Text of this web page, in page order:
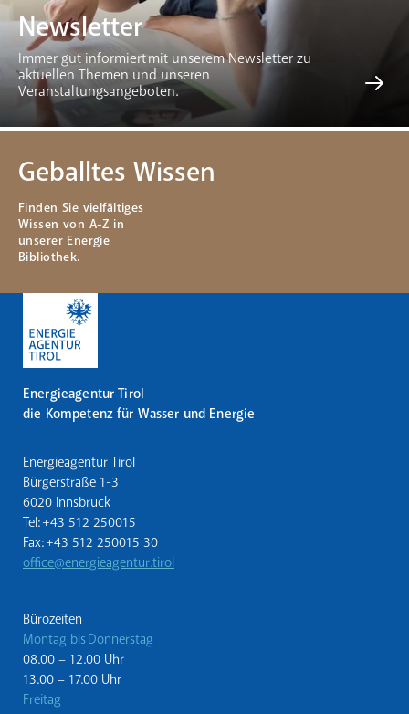
Newsletter
Immer gut informiert mit unserem Newsletter zu
aktuellen Themen und unseren
Veranstaltungsangeboten.
Geballtes Wissen
Finden Sie vielfältiges
Wissen von A-Z in
unserer Energie
Bibliothek.
Energieagentur Tirol
die Kompetenz für Wasser und Energie
Energieagentur Tirol
Bürgerstraße 1-3
6020 Innsbruck
Tel: +43 512 250015
Fax: +43 512 250015 30
office@energieagentur.tirol
Bürozeiten
Montag bis Donnerstag
08.00 – 12.00 Uhr
13.00 – 17.00 Uhr
Freitag